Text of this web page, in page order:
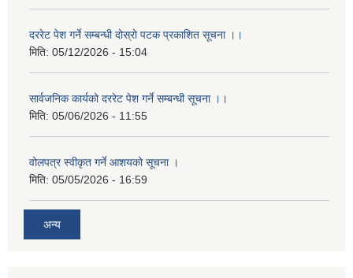
दररेट पेश गर्ने सम्बन्धी दोस्रो पटक प्रकाशित सूचना ।।
मिति: 05/12/2026 - 15:04
सार्वजनिक कार्यको दररेट पेश गर्ने सम्बन्धी सूचना ।।
मिति: 05/06/2026 - 11:55
वोलपत्र स्वीकृत गर्ने आशयको सूचना ।
मिति: 05/05/2026 - 16:59
अन्य